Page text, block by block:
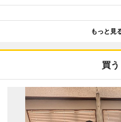
もっと見
買う